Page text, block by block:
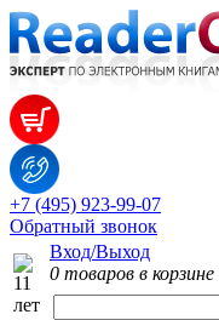
+7 (495) 923-99-07
Обратный звонок
Вход/Выход
0 товаров в корзине